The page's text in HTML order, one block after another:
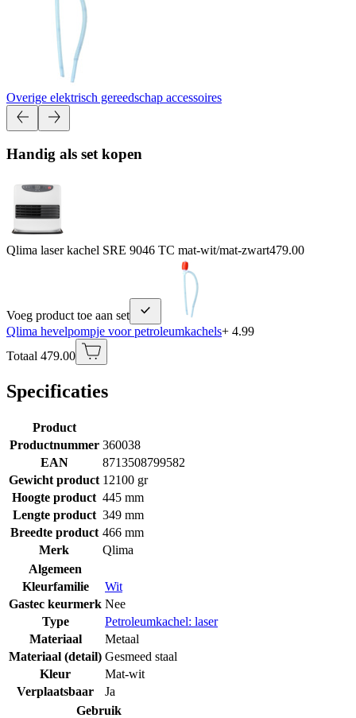
Overige elektrisch gereedschap accessoires
Handig als set kopen
Qlima laser kachel SRE 9046 TC mat-wit/mat-zwart479.00
Voeg product toe aan set
Qlima hevelpompje voor petroleumkachels+ 4.99
Totaal 479.00
Specificaties
Product
Productnummer 360038
EAN
8713508799582
Gewicht product 12100 gr
Hoogte product 445 mm
Lengte product 349 mm
Breedte product 466 mm
Merk
Qlima
Algemeen
Kleurfamilie
Wit
Gastec keurmerk Nee
Type
Petroleumkachel: laser
Materiaal
Metaal
Materiaal (detail) Gesmeed staal
Kleur
Mat-wit
Verplaatsbaar
Ja
Gebruik